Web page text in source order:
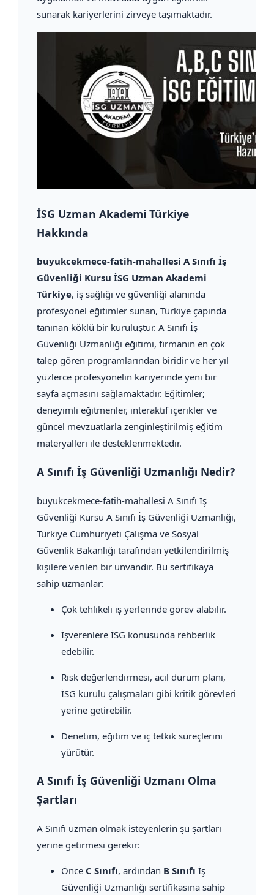
sunarak kariyerlerini zirveye taşımaktadır.
İSG Uzman Akademi Türkiye
Hakkında
buyukcekmece-fatih-mahallesi A Sınıfı İş
Güvenliği Kursu İSG Uzman Akademi
Türkiye, iş sağlığı ve güvenliği alanında
profesyonel eğitimler sunan, Türkiye çapında
tanınan köklü bir kuruluştur. A Sınıfı İş
Güvenliği Uzmanlığı eğitimi, firmanın en çok
talep gören programlarından biridir ve her yıl
yüzlerce profesyonelin kariyerinde yeni bir
sayfa açmasını sağlamaktadır. Eğitimler;
deneyimli eğitmenler, interaktif içerikler ve
güncel mevzuatlarla zenginleştirilmiş eğitim
materyalleri ile desteklenmektedir.
A Sınıfı İş Güvenliği Uzmanlığı Nedir?
buyukcekmece-fatih-mahallesi A Sınıfı İş
Güvenliği Kursu A Sınıfı İş Güvenliği Uzmanlığı,
Türkiye Cumhuriyeti Çalışma ve Sosyal
Güvenlik Bakanlığı tarafından yetkilendirilmiş
kişilere verilen bir unvandır. Bu sertifikaya
sahip uzmanlar:
Çok tehlikeli iş yerlerinde görev alabilir.
İşverenlere İSG konusunda rehberlik
edebilir.
Risk değerlendirmesi, acil durum planı,
İSG kurulu çalışmaları gibi kritik görevleri
yerine getirebilir.
Denetim, eğitim ve iç tetkik süreçlerini
yürütür.
A Sınıfı İş Güvenliği Uzmanı Olma
Şartları
A Sınıfı uzman olmak isteyenlerin şu şartları
yerine getirmesi gerekir:
Önce C Sınıfı, ardından B Sınıfı İş
Güvenliği Uzmanlığı sertifikasına sahip